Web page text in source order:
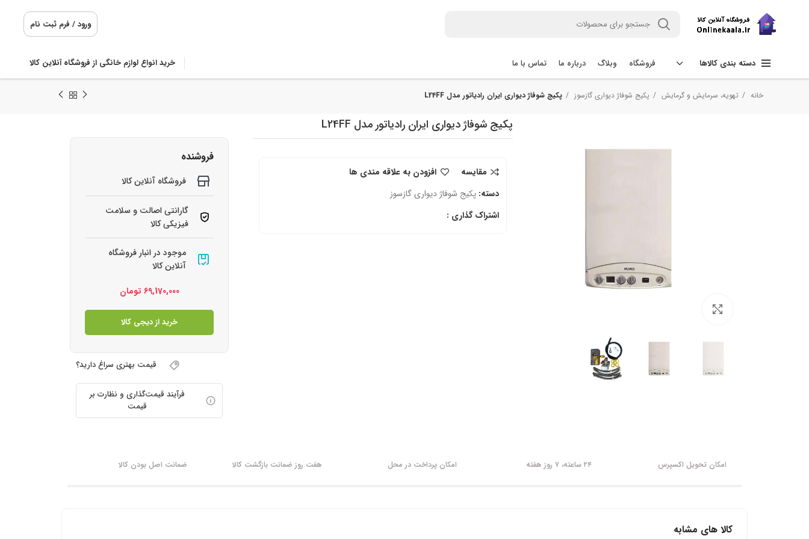
ورود / فرم ثبت نام
دسته بندی کالاها فروشگاه وبلاگ درباره ما تماس با ما خرید انواع لوازم خانگی از فروشگاه آنلاین کالا
خانه تهویه، سرمایش و گرمایش پکیج شوفاژ دیواری گازسوز پکیج شوفاژ دیواری ایران رادیاتور مدل L24FF
پکیج شوفاژ دیواری ایران رادیاتور مدل L24FF
مقایسه
افزودن به علاقه مندی ها
دسته: پکیج شوفاژ دیواری گازسوز
اشتراک گذاری :
فروشنده
فروشگاه آنلاین کالا
گارانتی اصالت و سلامت
فیزیکی کالا
موجود در انبار فروشگاه
آنلاین کالا
69,170,000 تومان
خرید از دیجی کالا
قیمت بهتری سراغ دارید؟
فرآیند قیمت‌گذاری و نظارت بر
قیمت
امکان تحویل اکسپرس ۲۴ ساعته، ۷ روز هفته امکان پرداخت در محل هفت روز ضمانت بازگشت کالا ضمانت اصل بودن کالا
کالا های مشابه